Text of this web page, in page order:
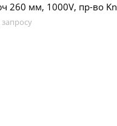
260 мм, 1000V, пр-во